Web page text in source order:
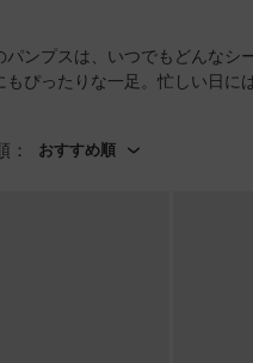
パンプスは、いつでもどんなシ
もぴったりな一足。忙しい日に
： おすすめ順